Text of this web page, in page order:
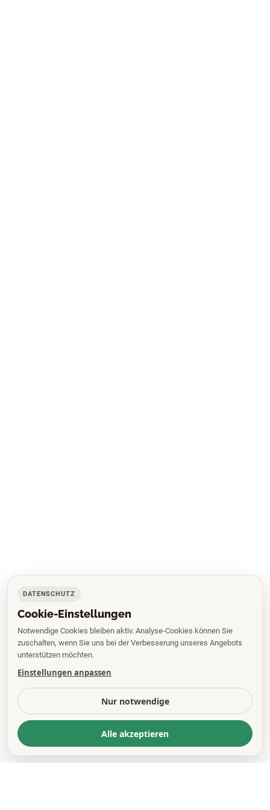
DATENSCHUTZ
Cookie-Einstellungen
Notwendige Cookies bleiben aktiv. Analyse-Cookies können Sie
zuschalten, wenn Sie uns bei der Verbesserung unseres Angebots
unterstützen möchten.
Einstellungen anpassen
Nur notwendige
Alle akzeptieren